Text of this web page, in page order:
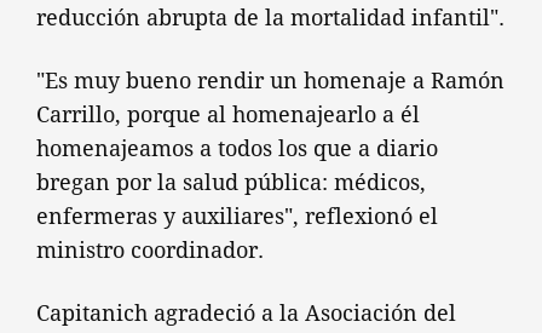
reducción abrupta de la mortalidad infantil".
"Es muy bueno rendir un homenaje a Ramón
Carrillo, porque al homenajearlo a él
homenajeamos a todos los que a diario
bregan por la salud pública: médicos,
enfermeras y auxiliares", reflexionó el
ministro coordinador.
Capitanich agradeció a la Asociación del